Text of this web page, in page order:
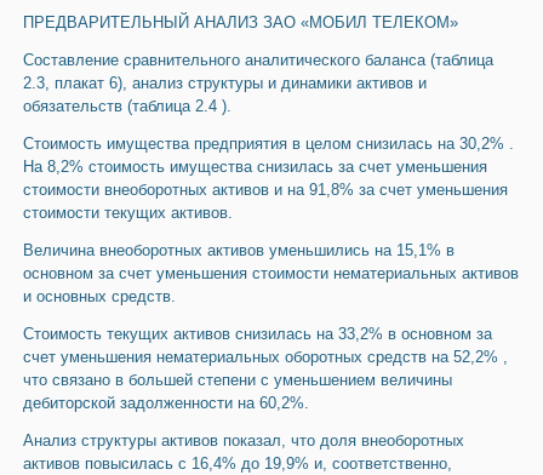
ПРЕДВАРИТЕЛЬНЫЙ АНАЛИЗ ЗАО «МОБИЛ ТЕЛЕКОМ»
Составление сравнительного аналитического баланса (таблица
2.3, плакат 6), анализ структуры и динамики активов и
обязательств (таблица 2.4 ).
Стоимость имущества предприятия в целом снизилась на 30,2% .
На 8,2% стоимость имущества снизилась за счет уменьшения
стоимости внеоборотных активов и на 91,8% за счет уменьшения
стоимости текущих активов.
Величина внеоборотных активов уменьшились на 15,1% в
основном за счет уменьшения стоимости нематериальных активов
и основных средств.
Стоимость текущих активов снизилась на 33,2% в основном за
счет уменьшения нематериальных оборотных средств на 52,2% ,
что связано в большей степени с уменьшением величины
дебиторской задолженности на 60,2%.
Анализ структуры активов показал, что доля внеоборотных
активов повысилась с 16,4% до 19,9% и, соответственно,